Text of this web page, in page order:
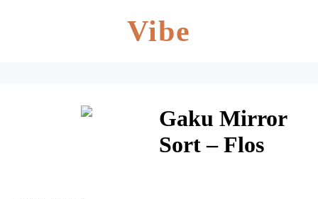
Vibe
Gaku Mirror
Sort – Flos